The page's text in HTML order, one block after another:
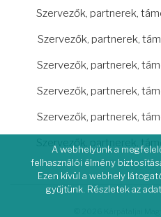
Szervezők, partnerek,
Szervezők, partnerek,
Szervezők, partnerek,
Szervezők, partnerek,
Szervezők, partnerek,
Szervezők, partnerek,
A webhelyünk a
felhasználói élmény
Ezen kívül a webhely
gyűjtünk. Részletek az